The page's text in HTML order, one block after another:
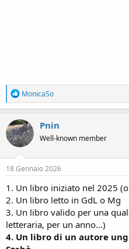
R
e
a
c
t
i
o
n
s
MonicaSo
Pnin
Well-known member
18 Gennaio 2026
1. Un libro iniziato nel 2025
2. Un libro letto in GdL o Mg
3. Un libro valido per una
letteraria, per un anno...)
4. Un libro di un autore